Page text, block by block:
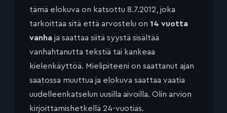
tämä elokuva on katsottu 8.7.2012, joka
tarkoittaa sitä että arvostelu on 14 vuotta
vanha ja saattaa siitä syystä sisältää
vanhahtanutta tekstiä tai kankeaa
kielenkäyttöä. Mielipiteeni on saattanut ajan
saatossa muuttua ja elokuva saattaa vaatia
uudelleenkatselun uusilla aivoilla. Olin arvion
kirjoittamishetkellä 24-vuotias.